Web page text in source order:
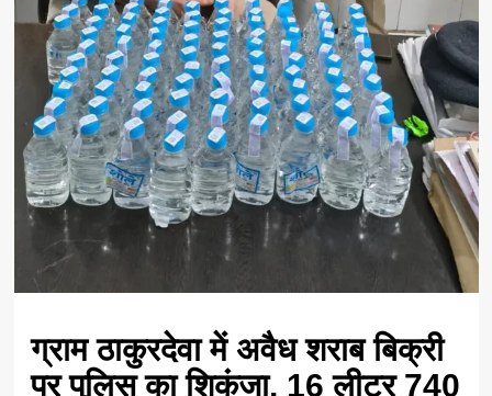
ग्राम ठाकुरदेवा में अवैध शराब बिक्री
पर पुलिस का शिकंजा, 16 लीटर 740